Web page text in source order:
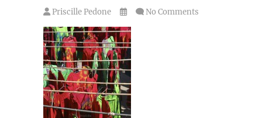
Priscille Pedone No Comments